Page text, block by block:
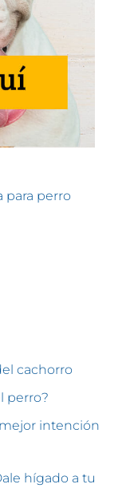
cachorro
perro?
intención
hígado a tu